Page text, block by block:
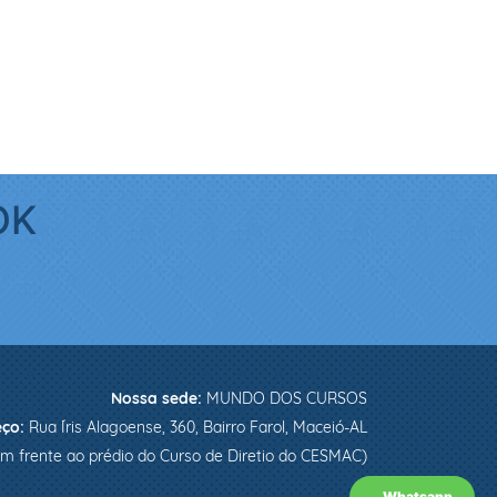
Nossa sede: MUNDO DOS CURSOS
Rua Íris Alagoense, 360, Bairro Farol, Maceió-AL
frente ao prédio do Curso de Diretio do CESMAC)